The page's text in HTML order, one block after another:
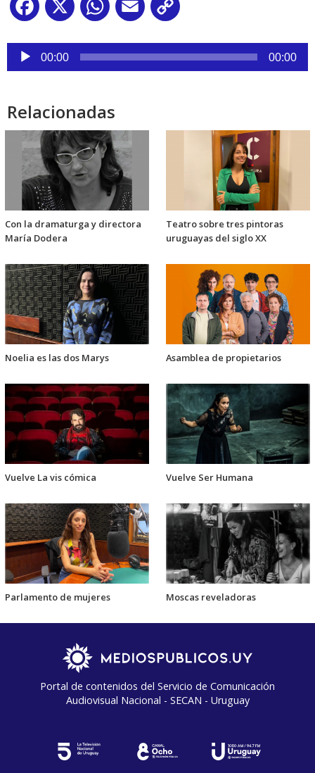
Facebook
X WhatsApp
Email
Reproductor
audio
00:00 00:00
Relacionadas
Con la dramaturga y directora
María Dodera
Teatro sobre tres pintoras
uruguayas del siglo XX
Noelia es las dos Marys Asamblea de propietarios
Vuelve La vis cómica Vuelve Ser Humana
Parlamento de mujeres Moscas reveladoras
Portal de contenidos del Servicio de Comunicación
Audiovisual Nacional - SECAN - Uruguay